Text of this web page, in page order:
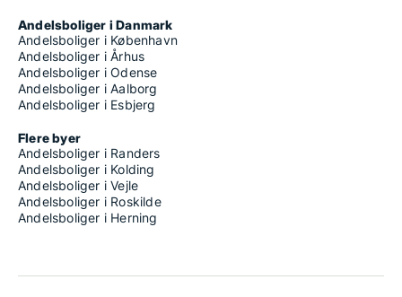
Andelsboliger i Danmark
Andelsboliger i København
Andelsboliger i Århus
Andelsboliger i Odense
Andelsboliger i Aalborg
Andelsboliger i Esbjerg
Flere byer
Andelsboliger i Randers
Andelsboliger i Kolding
Andelsboliger i Vejle
Andelsboliger i Roskilde
Andelsboliger i Herning